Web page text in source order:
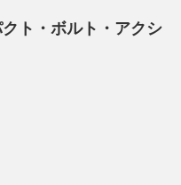
ト・ボルト・アクシ